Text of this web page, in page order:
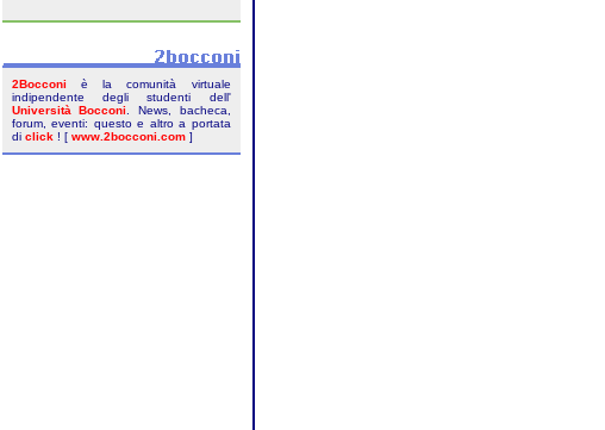
2Bocconi è la comunità virtuale
indipendente degli studenti dell'
Università Bocconi
. News, bacheca,
forum, eventi: questo e altro a portata
di click! [ www.2bocconi.com]